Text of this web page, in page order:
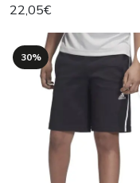
22,05€
30%